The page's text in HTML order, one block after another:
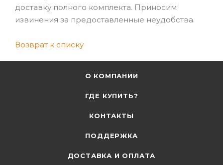
доставку полного комплекта. Приносим
извинения за предоставленные неудобства.
Возврат к списку
О КОМПАНИИ
ГДЕ КУПИТЬ?
КОНТАКТЫ
ПОДДЕРЖКА
ДОСТАВКА И ОПЛАТА